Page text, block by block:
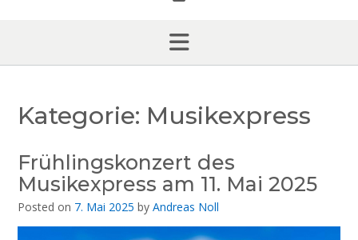
Kategorie: Musikexpress
Frühlingskonzert des
Musikexpress am 11. Mai 2025
Posted on 7. Mai 2025 by Andreas Noll